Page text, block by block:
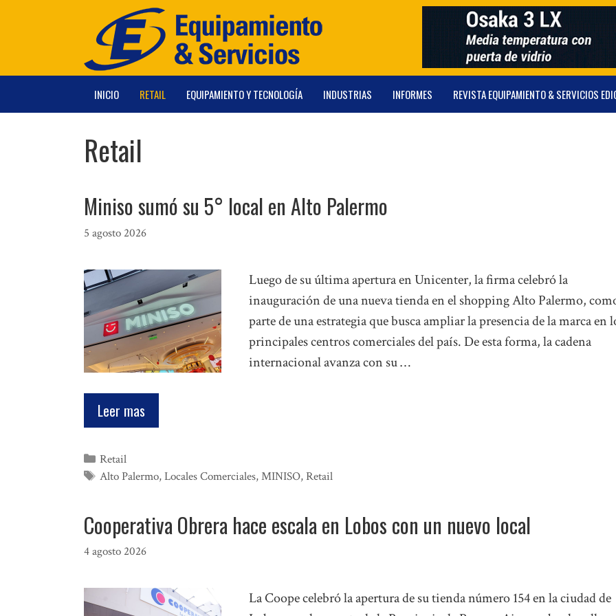
INICIO RETAIL EQUIPAMIENTO Y TECNOLOGÍA INDUSTRIAS INFORMES REVISTA EQUIPAMIENTO & SERVICIOS
Retail
Miniso sumó su 5° local en Alto Palermo
5 agosto 2026
Luego de su última apertura en Unicenter, la firma celebró la
inauguración de una nueva tienda en el shopping Alto Palermo,
parte de una estrategia que busca ampliar la presencia de la marca en
principales centros comerciales del país. De esta forma, la cadena
internacional avanza con su …
Leer mas
Categorías
Retail
Etiquetas
Alto Palermo,Locales Comerciales,MINISO,Retail
Cooperativa Obrera hace escala en Lobos con un nuevo local
4 agosto 2026
La Coope celebró la apertura de su tienda número 154 en la ciudad de